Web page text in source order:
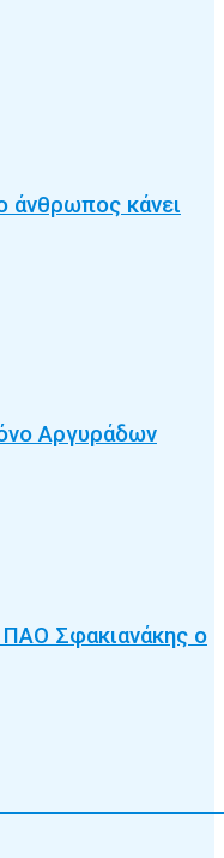
άνθρωπος κάνει
Αργυράδων
Σφακιανάκης ο